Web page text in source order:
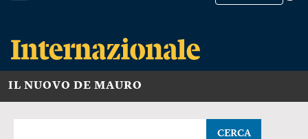
IL NUOVO DE MAURO
CERCA